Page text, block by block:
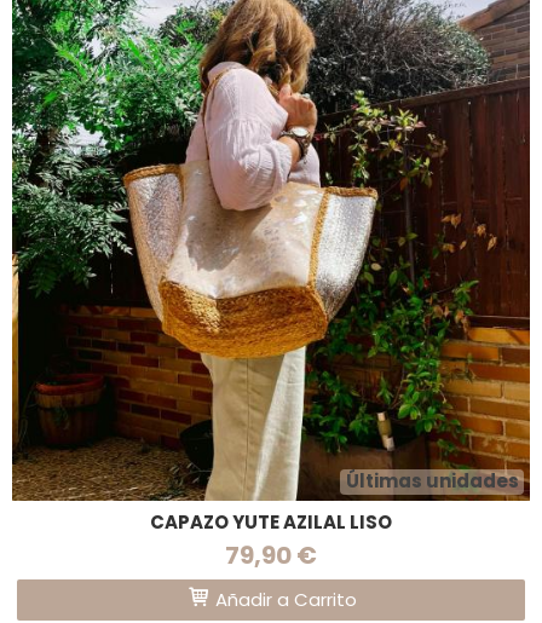
Últimas unidades
CAPAZO YUTE AZILAL LISO
79,90 €
Añadir a Carrito